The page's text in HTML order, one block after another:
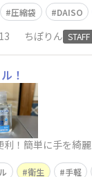
圧縮袋 DAISO
13 ちぽりん STAFF
！
！簡単に手を綺
衛生 手軽